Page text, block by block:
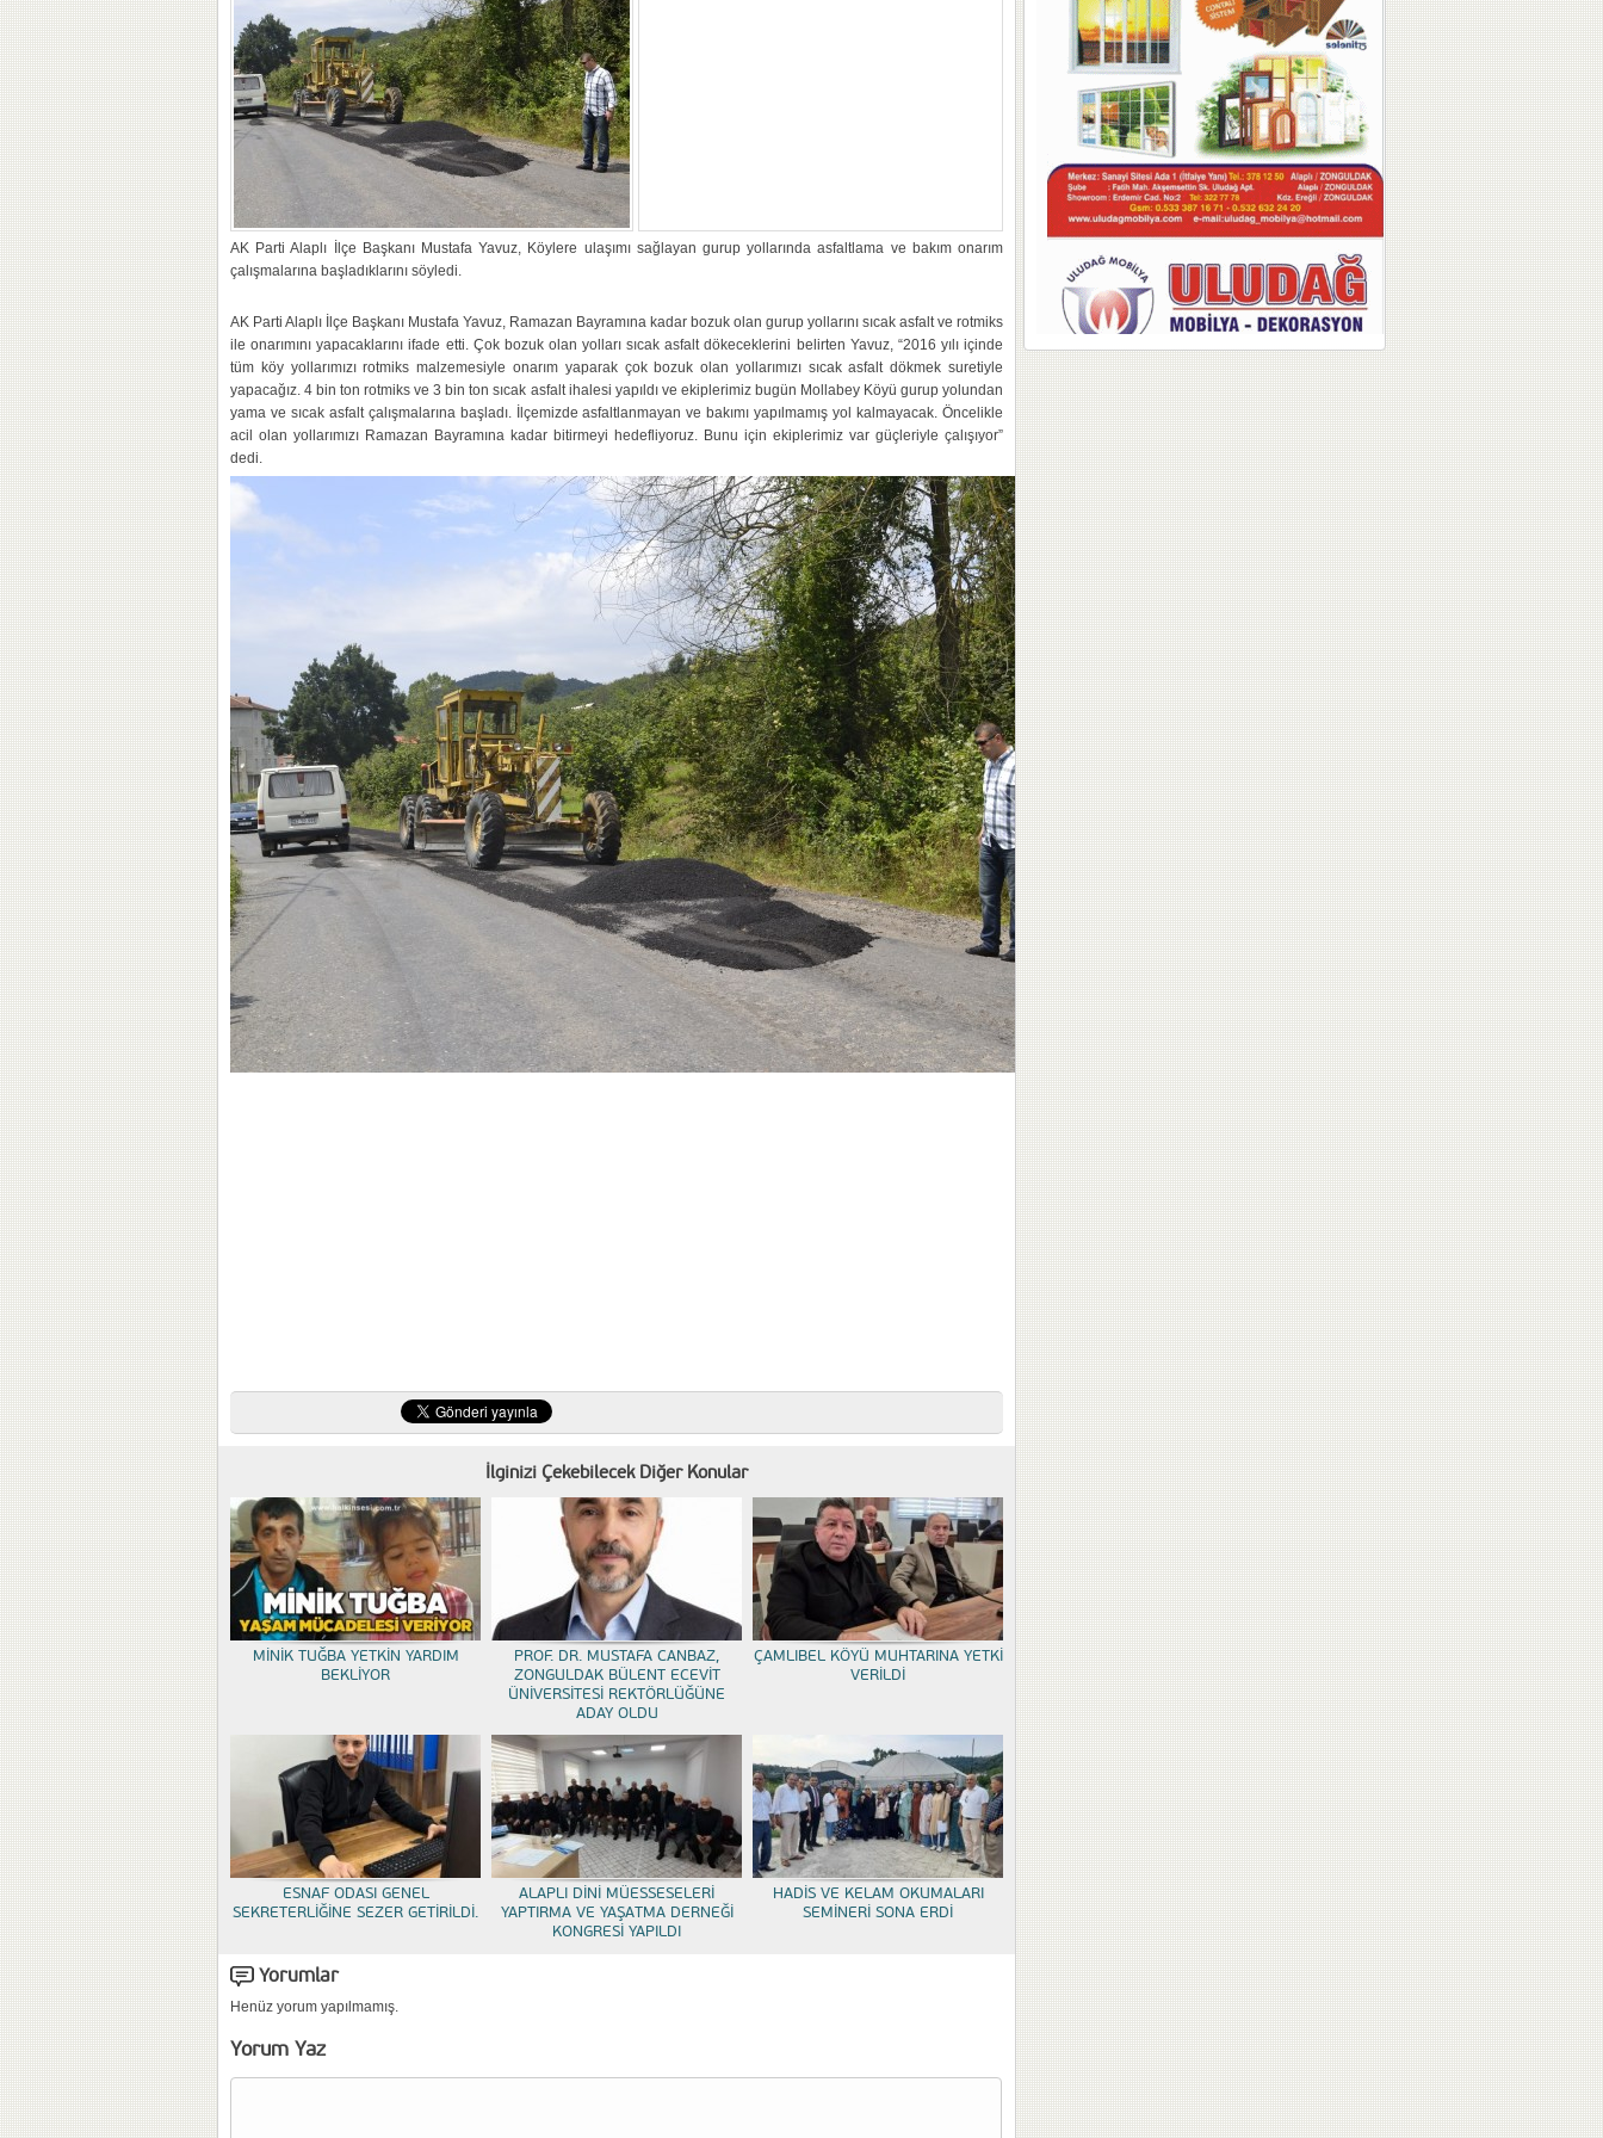
AK Parti Alaplı İlçe Başkanı Mustafa Yavuz, Köylere ulaşımı sağlayan gurup yollarında asfaltlama ve bakım onarım
çalışmalarına başladıklarını söyledi.
AK Parti Alaplı İlçe Başkanı Mustafa Yavuz, Ramazan Bayramına kadar bozuk olan gurup yollarını sıcak asfalt ve rotmiks
ile onarımını yapacaklarını ifade etti. Çok bozuk olan yolları sıcak asfalt dökeceklerini belirten Yavuz, “2016 yılı içinde
tüm köy yollarımızı rotmiks malzemesiyle onarım yaparak çok bozuk olan yollarımızı sıcak asfalt dökmek suretiyle
yapacağız. 4 bin ton rotmiks ve 3 bin ton sıcak asfalt ihalesi yapıldı ve ekiplerimiz bugün Mollabey Köyü gurup yolundan
yama ve sıcak asfalt çalışmalarına başladı. İlçemizde asfaltlanmayan ve bakımı yapılmamış yol kalmayacak. Öncelikle
acil olan yollarımızı Ramazan Bayramına kadar bitirmeyi hedefliyoruz. Bunu için ekiplerimiz var güçleriyle çalışıyor”
dedi.
İlginizi Çekebilecek Diğer Konular
MİNİK TUĞBA YETKİN YARDIM
BEKLİYOR
PROF. DR. MUSTAFA CANBAZ,
ZONGULDAK BÜLENT ECEVİT
ÜNİVERSİTESİ REKTÖRLÜĞÜNE
ADAY OLDU
ÇAMLIBEL KÖYÜ MUHTARINA YETKİ
VERİLDİ
ESNAF ODASI GENEL
SEKRETERLİĞİNE SEZER GETİRİLDİ.
ALAPLI DİNİ MÜESSESELERİ
YAPTIRMA VE YAŞATMA DERNEĞİ
KONGRESİ YAPILDI
HADİS VE KELAM OKUMALARI
SEMİNERİ SONA ERDİ
Yorumlar
Henüz yorum yapılmamış.
Yorum Yaz